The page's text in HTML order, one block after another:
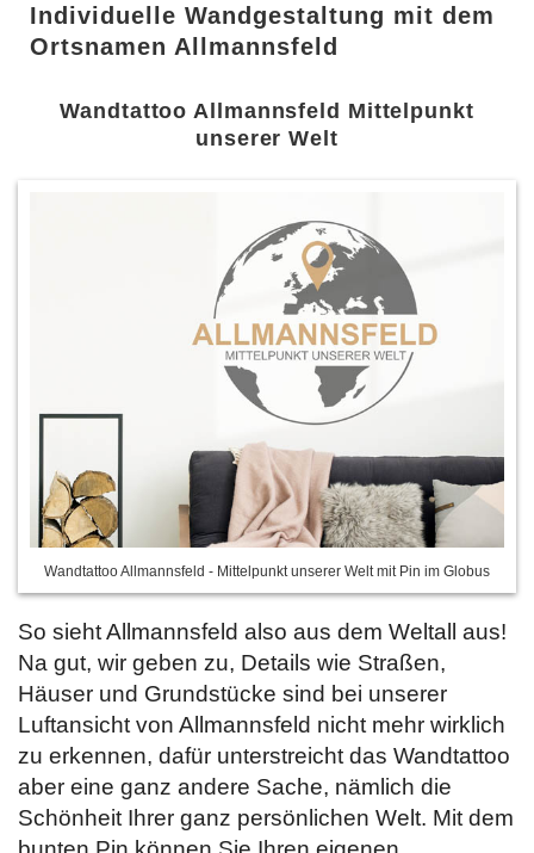
Individuelle Wandgestaltung mit dem
Ortsnamen Allmannsfeld
Wandtattoo Allmannsfeld Mittelpunkt
unserer Welt
Wandtattoo Allmannsfeld - Mittelpunkt unserer Welt mit Pin im Globus
So sieht Allmannsfeld also aus dem Weltall aus!
Na gut, wir geben zu, Details wie Straßen,
Häuser und Grundstücke sind bei unserer
Luftansicht von Allmannsfeld nicht mehr wirklich
zu erkennen, dafür unterstreicht das Wandtattoo
aber eine ganz andere Sache, nämlich die
Schönheit Ihrer ganz persönlichen Welt. Mit dem